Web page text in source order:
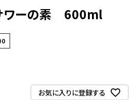
ワーの素 600ml
お気に入りに登録する